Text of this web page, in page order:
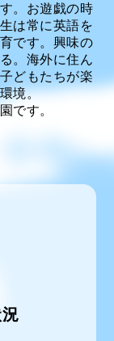
。お遊戯の時
は常に英語を
です。興味の
。海外に住ん
どもたちが楽
境。
です。